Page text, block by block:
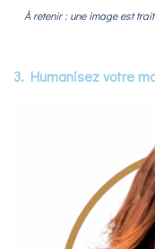
À retenir: une image est
3. Humanisez votre